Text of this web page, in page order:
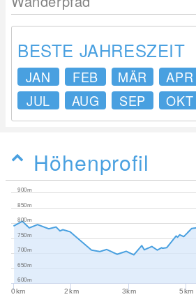
BESTE JAHRESZEIT
JAN FEB MÄR APR
JUL
AUG SEP OKT
Höhenprofil
0km 2km 3km 5km
600m
650m
700m
750m
800m
850m
900m